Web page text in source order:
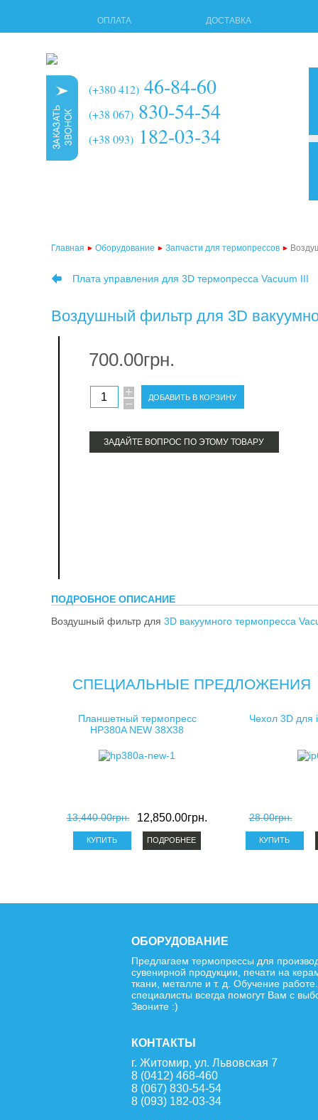
ОПЛАТА ДОСТАВКА
(+380 412) 46-84-60
(+38 067) 830-54-54
(+38 093) 182-03-34
Главная Оборудование Запчасти для термопрессов
Плата управления для 3D термопресса Vacuum III
Воздушный фильтр для 3D
700.00грн.
ЗАДАЙТЕ ВОПРОС ПО ЭТОМУ ТОВАРУ
ПОДРОБНОЕ ОПИСАНИЕ
Воздушный фильтр для 3D вакуумного термопресса
СПЕЦИАЛЬНЫЕ ПРЕДЛОЖЕНИЯ
Планшетный термопресс
HP380A NEW 38X38
13,440.00грн. 12,850.00грн.
ПОДРОБНЕЕ
Чехол 3D для
28.00грн.
ОБОРУДОВАНИЕ
Предлагаем термопрессы для
сувенирной продукции, печати на
ткани, металле и т. д. Обучение
специалисты всегда помогут Вам с
Звоните :)
КОНТАКТЫ
г. Житомир, ул. Львовская 7
8 (0412) 468-460
8 (067) 830-54-54
8 (093) 182-03-34